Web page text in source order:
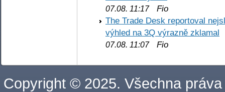
07.08. 11:17Fio
The Trade Desk reportoval
výhled na 3Q výrazně zklamal
07.08. 11:07Fio
Copyright © 2025. Všechna práva